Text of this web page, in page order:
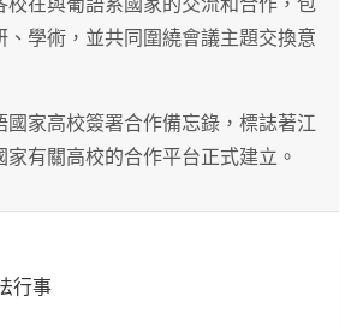
、學術，並共同圍繞會議主題交換意
國家高校簽署合作備忘錄，標誌著江
有關高校的合作平台正式建立。
行事